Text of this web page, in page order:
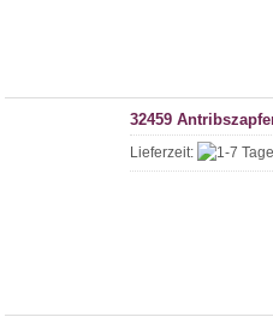
32459
Lieferzeit: